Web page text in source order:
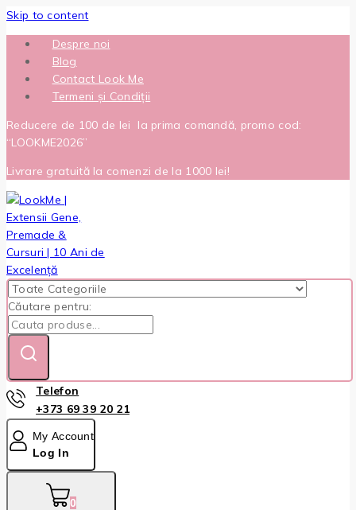
Skip to content
Despre noi
Blog
Contact Look Me
Termeni și Condiții
Reducere de 100 de lei la prima comandă, promo cod:
“LOOKME2026”
Livrare gratuită la comenzi de la 1000 lei!
Căutare pentru:
Telefon
+373 69 39 20 21
My Account
Log In
0